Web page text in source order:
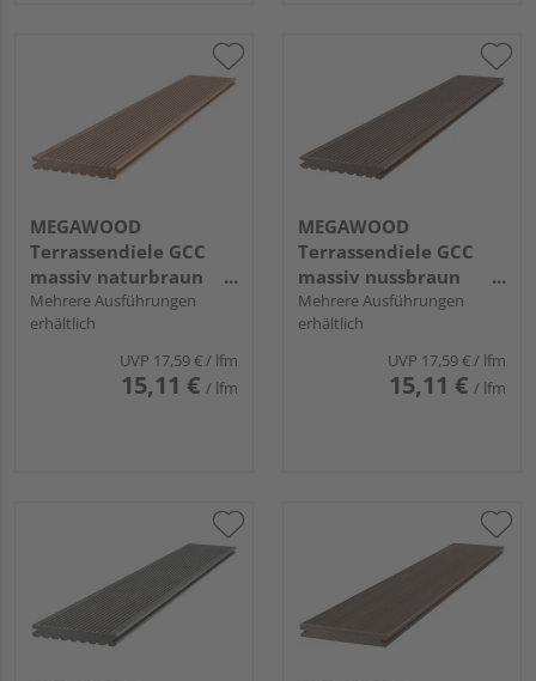
MEGAWOOD
Terrassendiele GCC
massiv naturbraun
einseitig genutet,
einseitig geriffelt,
längsseitige Nut,
CLASSIC - 21 x 145 mm
Mehrere Ausführungen
erhältlich
UVP 17,59 €/ lfm
15,11 € / lfm
MEGAWOOD
Terrassendiele GCC
massiv nussbraun
einseitig genutet,
einseitig geriffelt,
längsseitige Nut,
CLASSIC - 21 x 145 mm
Mehrere Ausführungen
erhältlich
UVP 17,59 €/ lfm
15,11 € / lfm